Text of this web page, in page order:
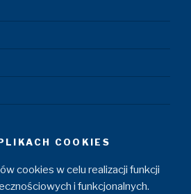
COOKIES
cookies w celu realizacji funkcji
i funkcjonalnych.